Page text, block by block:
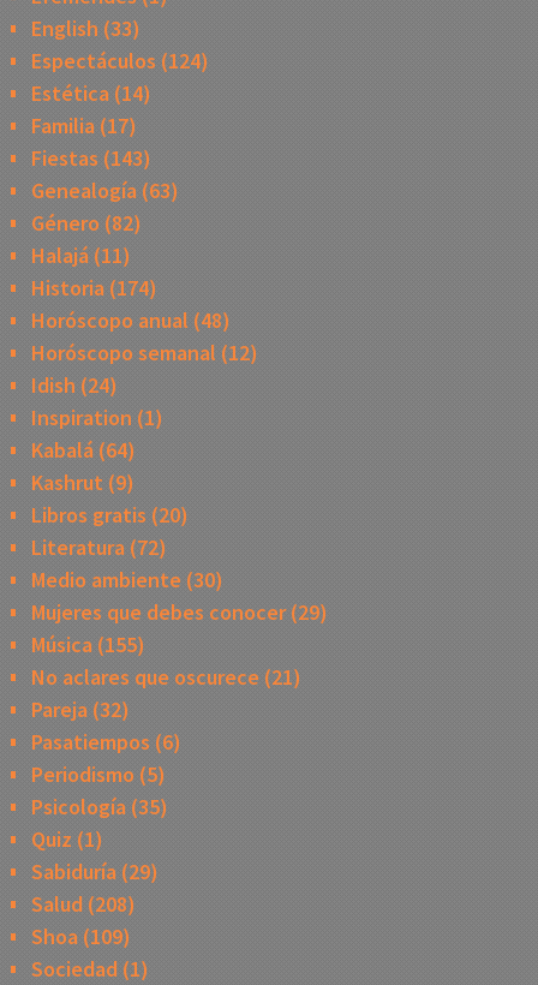
English (33)
Espectáculos (124)
Estética(14)
Familia(17)
Fiestas (143)
Genealogía(63)
Género (82)
Halajá(11)
Historia(174)
Horóscopo anual (48)
Horóscopo semanal (12)
Idish (24)
Inspiration (1)
Kabalá(64)
Kashrut (9)
Libros gratis (20)
Literatura(72)
Medio ambiente (30)
Mujeres que debes conocer(29)
Música(155)
No aclares que oscurece (21)
Pareja(32)
Pasatiempos (6)
Periodismo (5)
Psicología(35)
Quiz (1)
Sabiduría(29)
Salud (208)
Shoa(109)
Sociedad(1)